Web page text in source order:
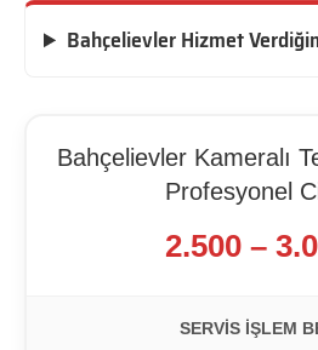
Bahçelievler Hizmet
Bahçelievler Kameralı
Profesyonel
2.500 –
SERVIS İŞLEM